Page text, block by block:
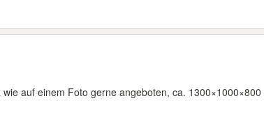
auf einem Foto gerne angeboten, ca.